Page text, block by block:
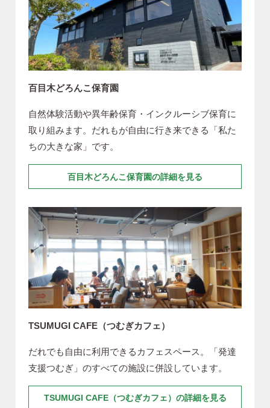
百目木どろんこ保育園
自然体験活動や異年齢保育・インクルーシブ保育に
取り組みます。だれもが自由に行き来できる「私た
ちの大きな家」です。
百目木どろんこ保育園の詳細を見る
TSUMUGI CAFE（つむぎカフェ）
だれでも自由に利用できるカフェスペース。「発達
支援つむぎ」のすべての施設に併設しています。
TSUMUGI CAFE（つむぎカフェ）の詳細を見る